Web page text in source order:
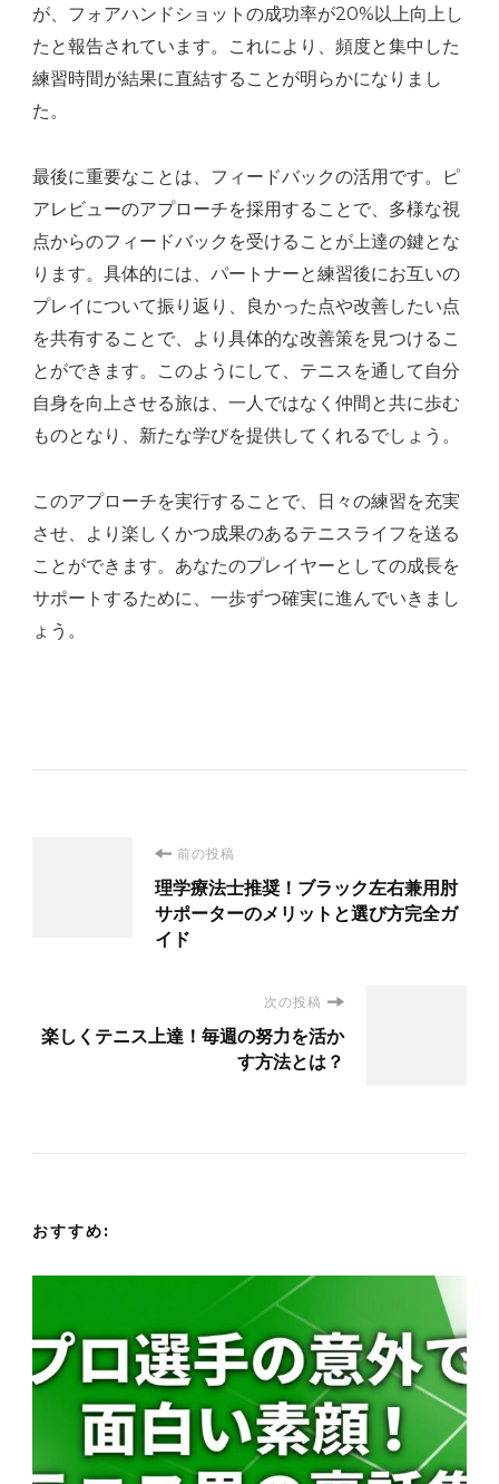
が、フォアハンドショットの成功率が20%以上向上し
たと報告されています。これにより、頻度と集中した
練習時間が結果に直結することが明らかになりまし
た。
最後に重要なことは、フィードバックの活用です。ピ
アレビューのアプローチを採用することで、多様な視
点からのフィードバックを受けることが上達の鍵とな
ります。具体的には、パートナーと練習後にお互いの
プレイについて振り返り、良かった点や改善したい点
を共有することで、より具体的な改善策を見つけるこ
とができます。このようにして、テニスを通して自分
自身を向上させる旅は、一人ではなく仲間と共に歩む
ものとなり、新たな学びを提供してくれるでしょう。
このアプローチを実行することで、日々の練習を充実
させ、より楽しくかつ成果のあるテニスライフを送る
ことができます。あなたのプレイヤーとしての成長を
サポートするために、一歩ずつ確実に進んでいきまし
ょう。
ビ
ョ
前の投稿
理学療法士推奨！ブラック左右兼用肘
サポーターのメリットと選び方完全ガ
イド
次の投稿
楽しくテニス上達！毎週の努力を活か
す方法とは？
おすすめ: